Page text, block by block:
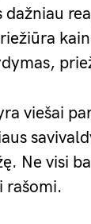
dažniau
viešai
Ne visi
rašomi.